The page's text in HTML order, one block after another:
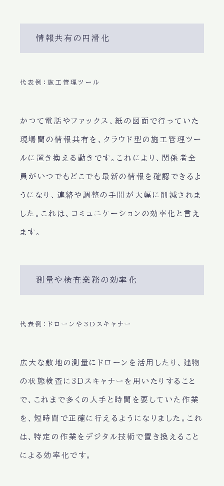
情報共有の円滑化
代表例：施工管理ツール
かつて電話やファックス、紙の図面で行っていた
現場間の情報共有を、クラウド型の施工管理ツー
ルに置き換える動きです。これにより、関係者全
員がいつでもどこでも最新の情報を確認できるよ
うになり、連絡や調整の手間が大幅に削減されま
した。これは、コミュニケーションの効率化と言え
ます。
測量や検査業務の効率化
代表例：ドローンや3Dスキャナー
広大な敷地の測量にドローンを活用したり、建物
の状態検査に3Dスキャナーを用いたりすること
で、これまで多くの人手と時間を要していた作業
を、短時間で正確に行えるようになりました。これ
は、特定の作業をデジタル技術で置き換えること
による効率化です。